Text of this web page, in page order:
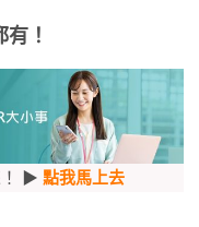
有！
！ ▶ 點我馬上去